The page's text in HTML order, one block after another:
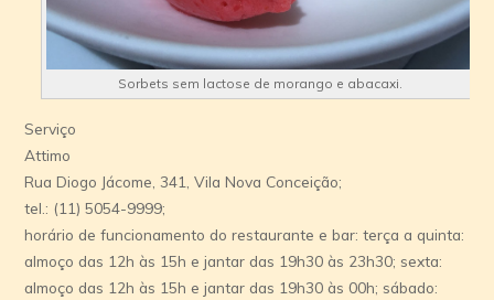
Sorbets sem lactose de morango e abacaxi.
Serviço
Attimo
Rua Diogo Jácome, 341, Vila Nova Conceição;
tel.: (11) 5054-9999;
horário de funcionamento do restaurante e bar: terça a quinta:
almoço das 12h às 15h e jantar das 19h30 às 23h30; sexta:
almoço das 12h às 15h e jantar das 19h30 às 00h; sábado: